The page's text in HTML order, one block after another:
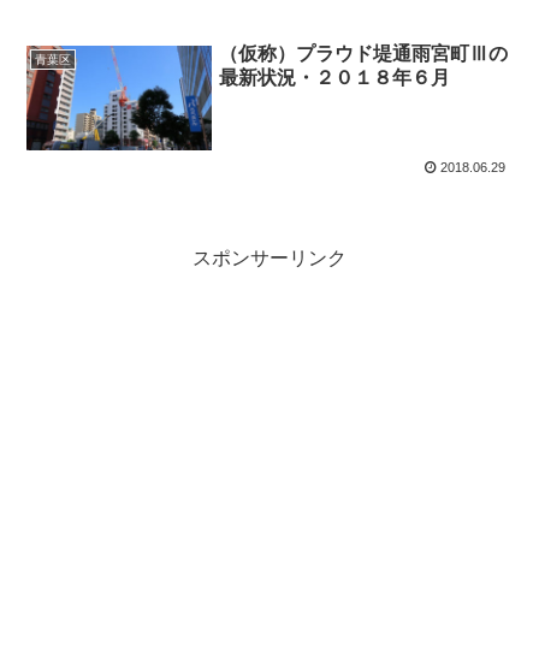
青葉区
（仮称）プラウド堤通雨宮町Ⅲの
最新状況・２０１８年６月
2018.06.29
スポンサーリンク